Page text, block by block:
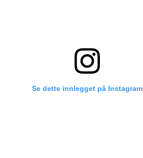
Se dette innlegget på Instagram